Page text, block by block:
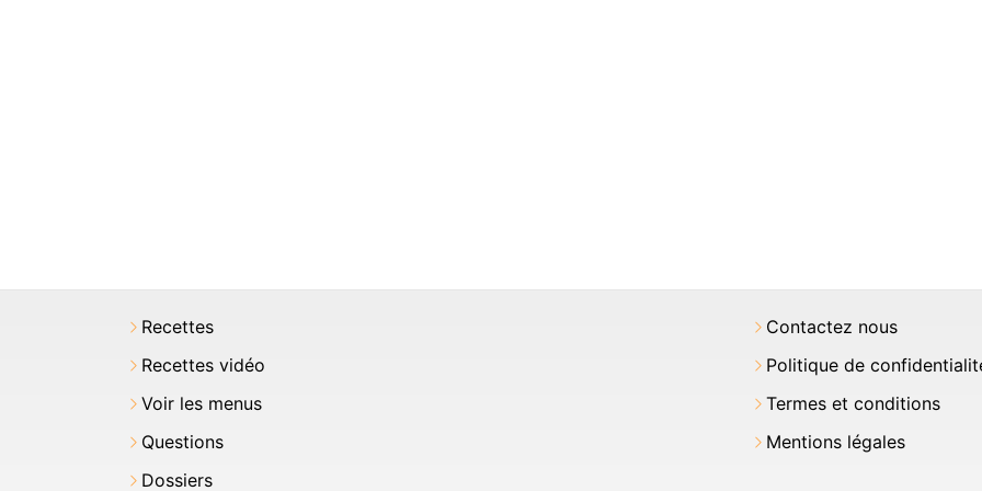
Recettes
Recettes vidéo
Voir les menus
Questions
Dossiers
Contactez nous
Politique de
Termes et conditions
Mentions légales